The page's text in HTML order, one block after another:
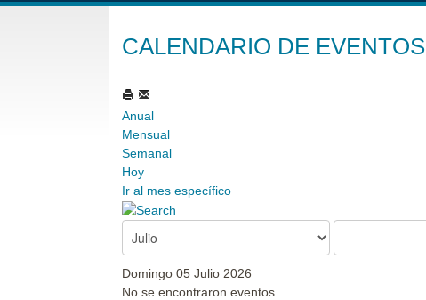
CALENDARIO DE EVENTOS
Anual
Mensual
Semanal
Hoy
Ir al mes específico
Domingo 05 Julio 2026
No se encontraron eventos